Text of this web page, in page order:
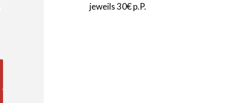
jeweils 30€ p.P.